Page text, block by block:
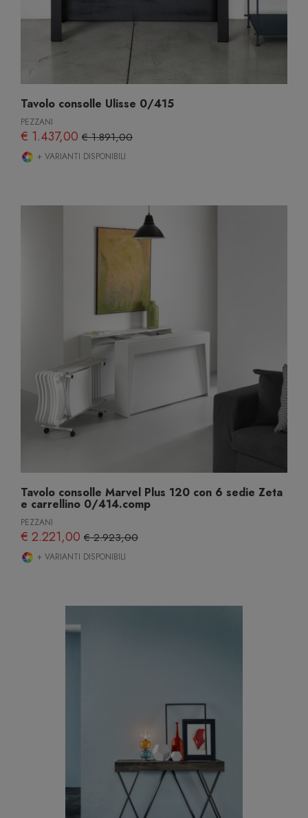
Tavolo consolle Ulisse 0/415
PEZZANI
€ 1.437,00 € 1.891,00
+ VARIANTI DISPONIBILI
Tavolo consolle Marvel Plus 120 con 6 sedie Zeta
e carrellino 0/414.comp
PEZZANI
€ 2.221,00 € 2.923,00
+ VARIANTI DISPONIBILI